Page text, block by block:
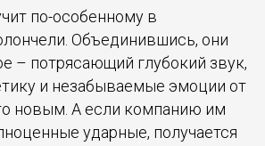
по-особенному в
Объединившись, они
– потрясающий глубокий звук,
и незабываемые эмоции от
новым. А если компанию им
ударные, получается